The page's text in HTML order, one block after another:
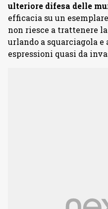
ulteriore difesa delle
efficacia su un
non riesce a trattenere
urlando a squarciagola e
espressioni quasi da